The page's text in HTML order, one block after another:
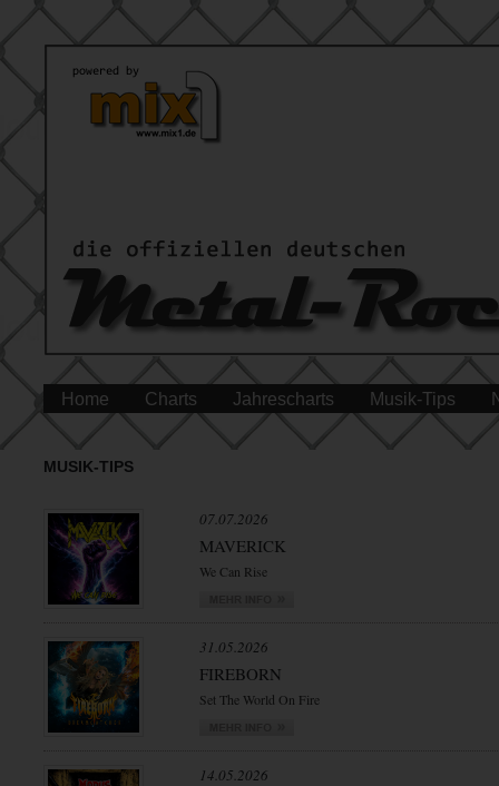
Home Charts Jahrescharts Musik-Tips
MUSIK-TIPS
07.07.2026
MAVERICK
We Can Rise
31.05.2026
FIREBORN
Set The World On Fire
14.05.2026